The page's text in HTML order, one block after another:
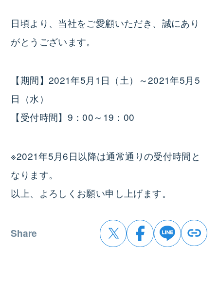
日頃より、当社をご愛顧いただき、誠にあり
がとうございます。
【期間】2021年5月1日（土）～2021年5月5
日（水）
【受付時間】9：00～19：00
※2021年5月6日以降は通常通りの受付時間と
なります。
以上、よろしくお願い申し上げます。
Share